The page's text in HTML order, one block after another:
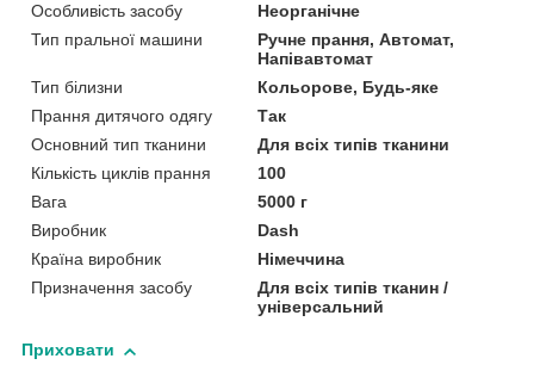
Особливість засобу
Неорганічне
Тип пральної машини
Ручне прання, Автомат,
Напівавтомат
Тип білизни
Кольорове, Будь-яке
Прання дитячого одягу
Так
Основний тип тканини
Для всіх типів тканини
Кількість циклів прання
100
Вага
5000 г
Виробник
Dash
Країна виробник
Німеччина
Призначення засобу
Для всіх типів тканин /
універсальний
Приховати